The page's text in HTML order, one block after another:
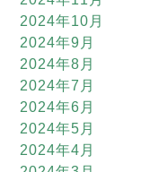
2024年10月
2024年9月
2024年8月
2024年7月
2024年6月
2024年5月
2024年4月